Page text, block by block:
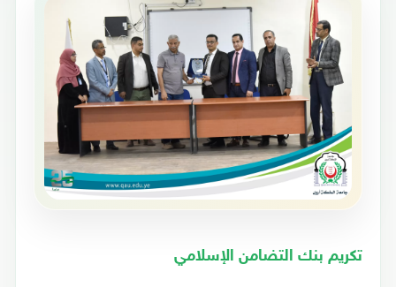
تكريم بنك التضامن الإسلامي